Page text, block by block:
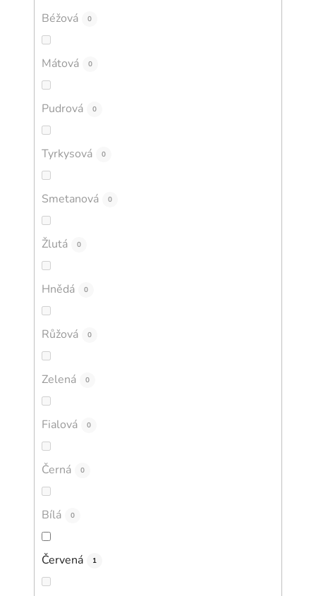
Béžová 0
Mátová 0
Pudrová 0
Tyrkysová 0
Smetanová 0
Žlutá 0
Hnědá 0
Růžová 0
Zelená 0
Fialová 0
Černá 0
Bílá 0
Červená 1